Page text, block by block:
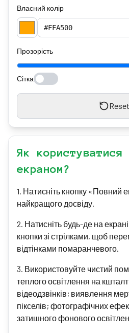
Власний колір
Прозорість
Сітка
Reset
Як користуватися
екраном?
1. Натисніть кнопку «Повний
найкращого досвіду.
2. Натисніть будь-де на
кнопки зі стрілками, щоб
відтінками помаранчевого.
3. Використовуйте чистий
теплого освітлення на
відеодзвінків; виявлення
пікселів; фотографічних
затишного фонового